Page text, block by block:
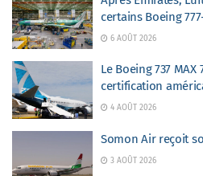
certains Boeing
6 AOÛT 2026
Le Boeing 737
certification
4 AOÛT 2026
Somon Air reçoit
3 AOÛT 2026